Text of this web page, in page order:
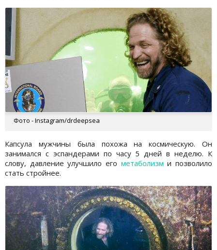
Фото - Instagram/drdeepsea
Капсула мужчины была похожа на космическую. Он
занимался с эспандерами по часу 5 дней в неделю. К
слову, давление улучшило его метаболизм и позволило
стать стройнее.